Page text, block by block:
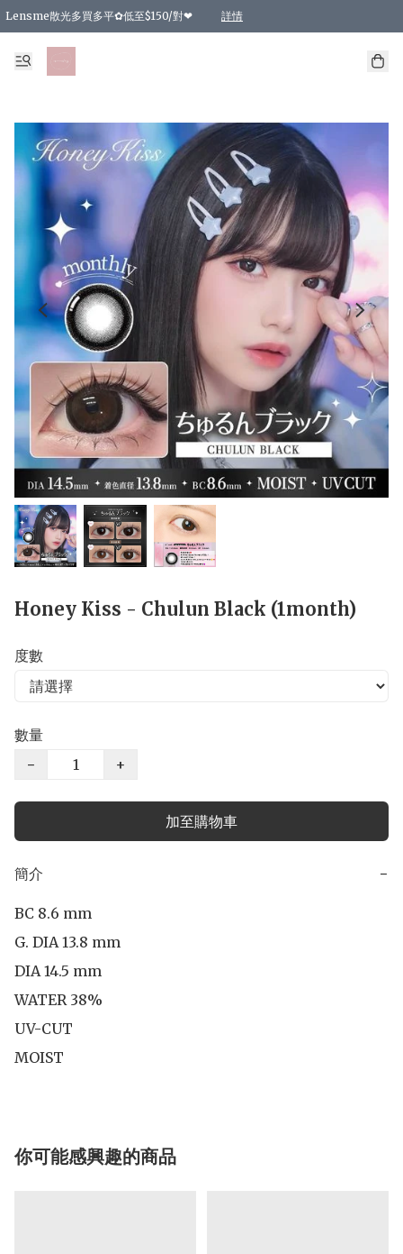
Lensme散光多買多平✿低至$150/對❤ 詳情
台灣Karacon⁩✧日拋 特價清貨❁⃘
日本韓國多款日/月拋現貨☼ 特價❤︎數量有限 售完即止
🇰🇷韓國多款月拋現貨 特價兩對$99✿數量有限 售完即止♫
精選商品，任選買2件或以上9 折；買4件或以上85 折；買6件或以上8 折
精選商品，任選買2件HKD 140.00；買4件HKD 260.00
精選商品，任選買2件HKD 190.00；買4件HKD 360.00
精選商品，任選買2件HKD 110.00；買4件HKD 180.00
精選商品，任選買2件HKD 170.00；買4件HKD 320.00
精選商品，任選買2件或以上減HKD 148.00
精選商品，任選買2件或以上減HKD 148.00
精選商品，任選買2件或以上95 折；買4件或以上9 折；買6件或以上85 折；買8件
精選商品，任選買12件或以上87 折
精選商品，任選買2件或以上減HKD 16.00；買4件或以上減HKD 32.00；買6
精選商品，任選買2件或以上95 折；買4件或以上9 折；買8件或以上85 折；買12
購物滿 HKD 800.00即享免運費優惠！（適用於 特定的送貨方式 )
Honey Kiss - Chulun Black (1month)
度數
數量
−
+
加至購物車
簡介 −
BC 8.6 mm
G. DIA 13.8 mm
DIA 14.5 mm
WATER 38%
UV-CUT
MOIST
你可能感興趣的商品